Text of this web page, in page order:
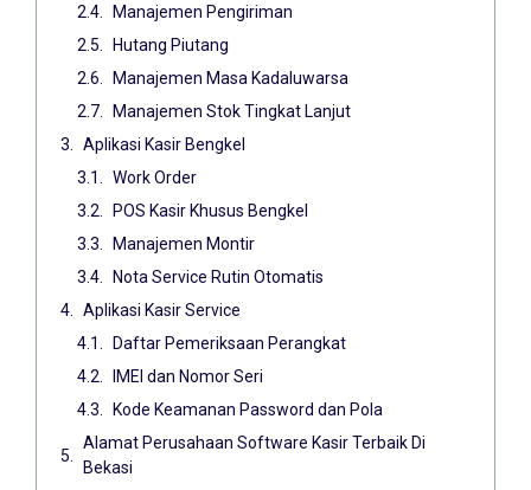
Manajemen Pengiriman
Hutang Piutang
Manajemen Masa Kadaluwarsa
Manajemen Stok Tingkat Lanjut
Aplikasi Kasir Bengkel
Work Order
POS Kasir Khusus Bengkel
Manajemen Montir
Nota Service Rutin Otomatis
Aplikasi Kasir Service
Daftar Pemeriksaan Perangkat
IMEI dan Nomor Seri
Kode Keamanan Password dan Pola
Alamat Perusahaan Software Kasir Terbaik Di
Bekasi